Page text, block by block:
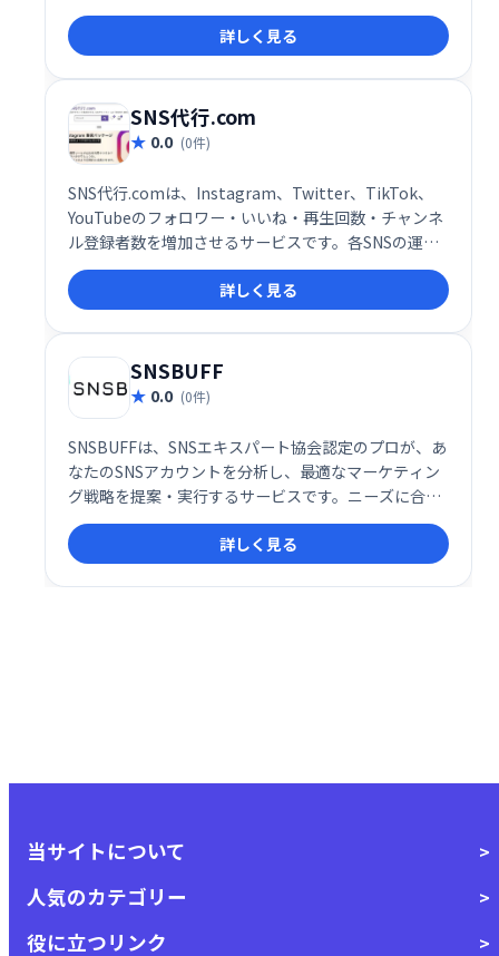
詳しく見る
SNS代行.com
0.0 (0件)
SNS代行.comは、Instagram、Twitter、TikTok、
YouTubeのフォロワー・いいね・再生回数・チャンネ
ル登録者数を増加させるサービスです。各SNSの運用
でお悩みの企業様・個人様に最適なソリューションを
提供します。集客効果の向上を目指し、お気軽にご相
談ください。
詳しく見る
SNSBUFF
0.0 (0件)
SNSBUFFは、SNSエキスパート協会認定のプロが、あ
なたのSNSアカウントを分析し、最適なマーケティン
グ戦略を提案・実行するサービスです。ニーズに合わ
せた手法で、迅速かつ丁寧にアカウントとコンテンツ
を改善し、フォロワー増加やエンゲージメント向上を
サポートします。 SNSを「BUFF（上昇）」させるお
手伝いをいたします。
詳しく見る
当サイトについて
人気のカテゴリー
役に立つリンク